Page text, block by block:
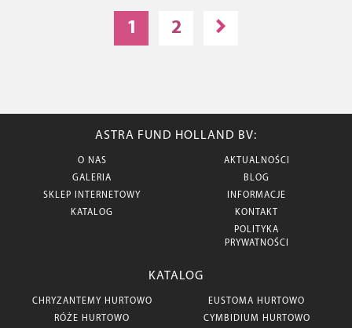
1 2
ASTRA FUND HOLLAND BV:
O NAS
GALERIA
SKLEP INTERNETOWY
KATALOG
AKTUALNOŚCI
BLOG
INFORMACJE
KONTAKT
POLITYKA
PRYWATNOŚCI
KATALOG
CHRYZANTEMY HURTOWO
RÓŻE HURTOWO
EUSTOMA HURTOWO
CYMBIDIUM HURTOWO